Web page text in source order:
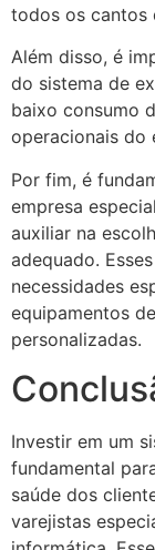
todos os cantos
Além disso, é
do sistema de
baixo consumo
operacionais do
Por fim, é
empresa
auxiliar na
adequado.
necessidades
equipamentos
personalizadas.
Investir em um
fundamental
saúde dos
varejistas